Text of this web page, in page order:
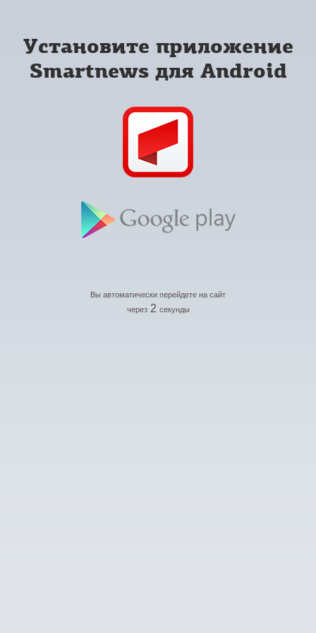
Установите приложение
Smartnews для Android
Вы автоматически перейдете на сайт
через 2 секунды